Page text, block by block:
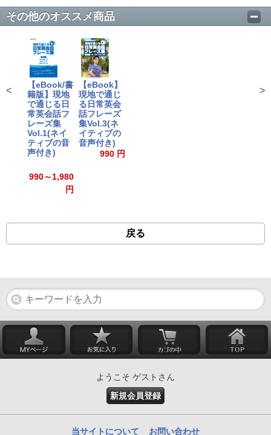
その他のオススメ商品
【eBook/書
籍版】現地
で通じる日
常英会話フ
レーズ集
Vol.1(ネイ
ティブの音
声付き)
990～1,980
円
【eBook】
現地で通じ
る日常英会
話フレーズ
集Vol.3(ネ
イティブの
音声付き)
990 円
< >
戻る
ようこそ ゲストさん
新規会員登録
当サイトについて お問い合わせ